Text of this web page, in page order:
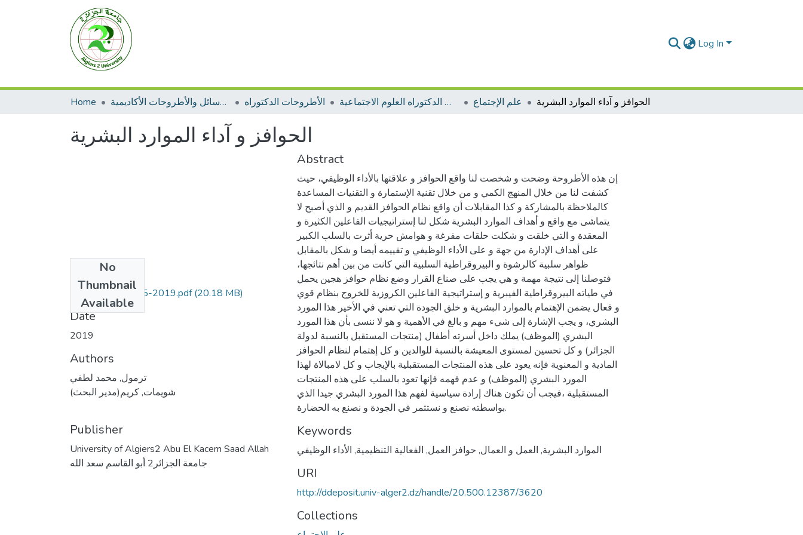
Log In
Home الرسائل والأطروحات الأكاديمية الأطروحات الدكتوراه الأطروحات الدكتوراه العلوم الاجتماعية علم الإجتماع الحوافز و آداء الموارد البشرية
الحوافز و آداء الموارد البشرية
No
Thumbnail
Available
projet finale23-05-2019.pdf(20.18 MB)
Date
2019
Authors
ترمول, محمد لطفي
شويمات, كريم(مدير البحث)
Publisher
University of Algiers2 Abu El Kacem Saad Allah
جامعة الجزائر2 أبو القاسم سعد الله
Abstract
إن هذه الأطروحة وضحت و شخصت لنا واقع الحوافز و علاقتها بالأداء الوظيفي، حيث
كشفت لنا من خلال المنهج الكمي و من خلال تقنية الإستمارة و التقنيات المساعدة
كالملاحظة بالمشاركة و كذا المقابلات أن واقع نظام الحوافز القديم و الذي أصبح لا
يتماشى مع واقع و أهداف الموارد البشرية شكل لنا إستراتيجيات الفاعلين الكثيرة و
المعقدة و التي خلقت و شكلت حلقات مفرغة و هوامش حرية أثرت بالسلب الكبير
على أهداف الإدارة من جهة و على الأداء الوظيفي و تقييمه أيضا و شكل بالمقابل
ظواهر سلبية كالرشوة و البيروقراطية السلبية التي كانت من بين أهم نتائجها،
فتوصلنا إلى نتيجة مهمة و هي يجب على صناع القرار وضع نظام حوافز هجين يحمل
في طياته البيروقراطية الفيبرية و إستراتيجية الفاعلين الكروزية للخروج بنظام قوي
و فعال يضمن الإهتمام بالموارد البشرية و خلق الجودة التي تعني في الأخير هذا المورد
البشري، و يجب الإشارة إلى شيء مهم و بالغ في الأهمية و هو لا ننسى بأن هذا المورد
البشري (الموظف) يملك داخل أسرته أطفال (منتجات المستقبل بالنسبة لدولة
الجزائر) و كل تحسين لمستوى المعيشة بالنسبة للوالدين و كل إهتمام لنظام الحوافز
المادية و المعنوية فإنه يعود على هذه المنتجات المستقبلية بالإيجاب و كل لامبالاة لهذا
المورد البشري (الموظف) و عدم فهمه فإنها تعود بالسلب على هذه المنتجات
المستقبلية ،فيجب أن تكون هناك إرادة سياسية لفهم هذا المورد البشري جيدا الذي
بواسطته نصنع و نستثمر في الجودة و نصنع به الحضارة.
Keywords
الموارد البشرية, العمل و العمال, حوافز العمل, الفعالية التنظيمية, الأداء الوظيفي
URI
http://ddeposit.univ-alger2.dz/handle/20.500.12387/3620
Collections